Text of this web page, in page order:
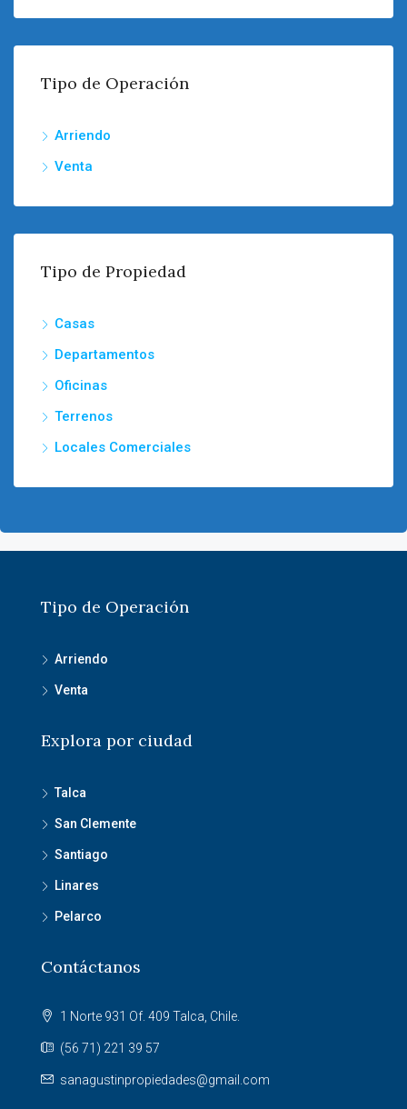
Tipo de Operación
Arriendo
Venta
Tipo de Propiedad
Casas
Departamentos
Oficinas
Terrenos
Locales Comerciales
Tipo de Operación
Arriendo
Venta
Explora por ciudad
Talca
San Clemente
Santiago
Linares
Pelarco
Contáctanos
1 Norte 931 Of. 409 Talca, Chile.
(56 71) 221 39 57
sanagustinpropiedades@gmail.com